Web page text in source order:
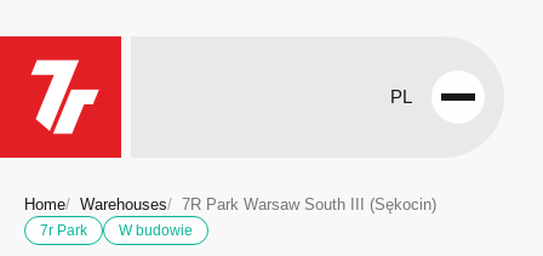
PL
Open
Home Warehouses 7R Park Warsaw South III (Sękocin)
7r Park W budowie